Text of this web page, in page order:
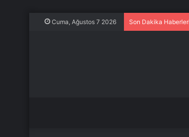
Cuma, Ağustos 7 2026 Son Dakika Haberleri